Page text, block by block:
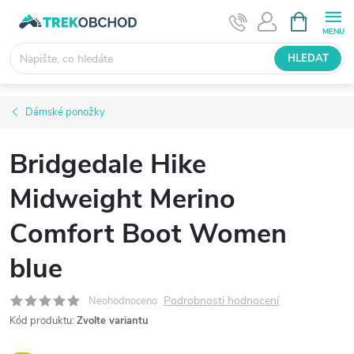
obsah
NÁKUPNÍ
KOŠÍK
HLEDAT
Dámské ponožky
Bridgedale Hike
Midweight Merino
Comfort Boot Women
blue
Neohodnoceno Podrobnosti hodnocení
Kód produktu: Zvolte variantu